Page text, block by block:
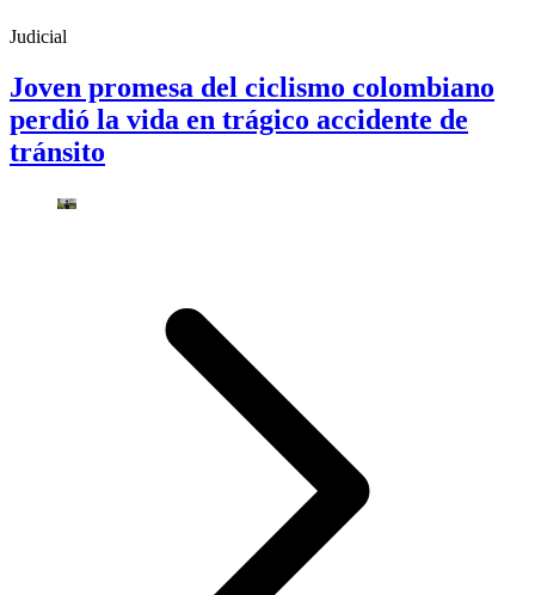
Judicial
Joven promesa del ciclismo colombiano
perdió la vida en trágico accidente de
tránsito